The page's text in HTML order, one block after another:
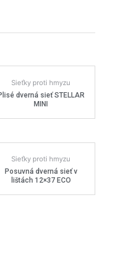
Sieťky proti hmyzu
dverná sieť STELLAR
MINI
Sieťky proti hmyzu
Posuvná dverná sieť v
lištách 12×37 ECO